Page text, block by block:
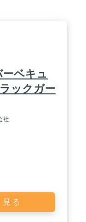
ベキュ
ックガー
社
る